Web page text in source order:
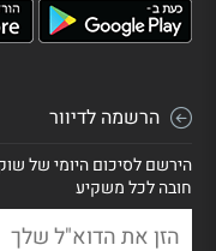
הרשמה לדיוור
הירשם לסיכום היומי של
חובה לכל משקיע